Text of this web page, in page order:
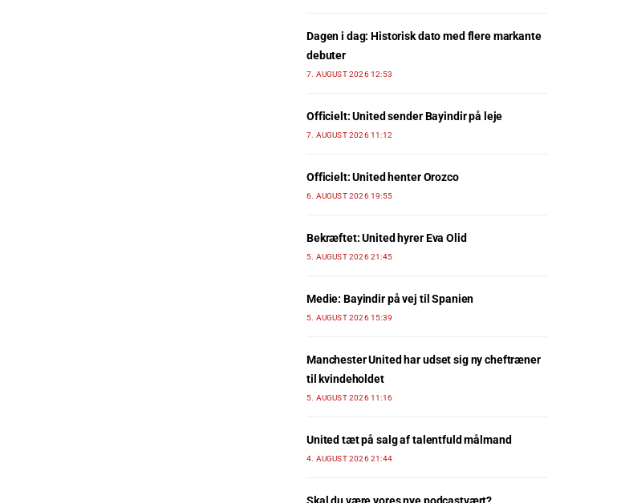
Dagen i dag: Historisk dato med flere markante
debuter
7. AUGUST 2026 12:53
Officielt: United sender Bayindir på leje
7. AUGUST 2026 11:12
Officielt: United henter Orozco
6. AUGUST 2026 19:55
Bekræftet: United hyrer Eva Olid
5. AUGUST 2026 21:45
Medie: Bayindir på vej til Spanien
5. AUGUST 2026 15:39
Manchester United har udset sig ny cheftræner
til kvindeholdet
5. AUGUST 2026 11:16
United tæt på salg af talentfuld målmand
4. AUGUST 2026 21:44